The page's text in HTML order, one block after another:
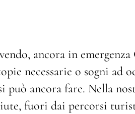
ancora in emergenza
necessarie o sogni ad
può ancora fare. Nella
fuori dai percorsi